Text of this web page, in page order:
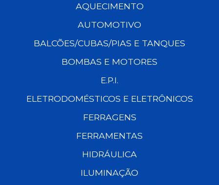
AQUECIMENTO
AUTOMOTIVO
BALCÕES/CUBAS/PIAS E TANQUES
BOMBAS E MOTORES
E.P.I.
ELETRODOMÉSTICOS E ELETRÔNICOS
FERRAGENS
FERRAMENTAS
HIDRÁULICA
ILUMINAÇÃO